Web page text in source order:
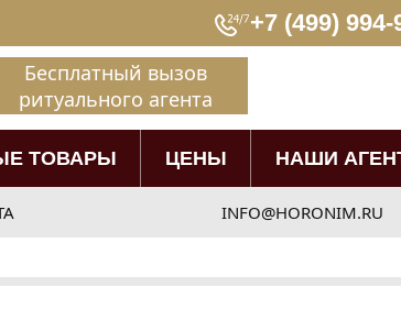
+7 (499) 994-
Бесплатный вызов
ритуального агента
ТОВАРЫ ЦЕНЫ НАШИ
INFO@HORONIM.RU